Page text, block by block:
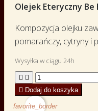
Olejek Eteryczny Be
Kompozycja olejku
pomarańczy, cytryny i
Wysyłka w ciągu 24h
 
 Dodaj do koszyka
favorite_border